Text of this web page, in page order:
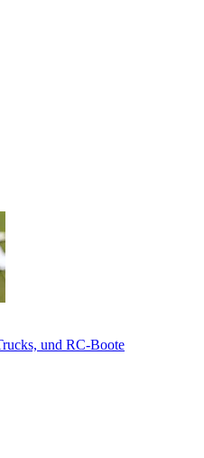
und RC-Boote